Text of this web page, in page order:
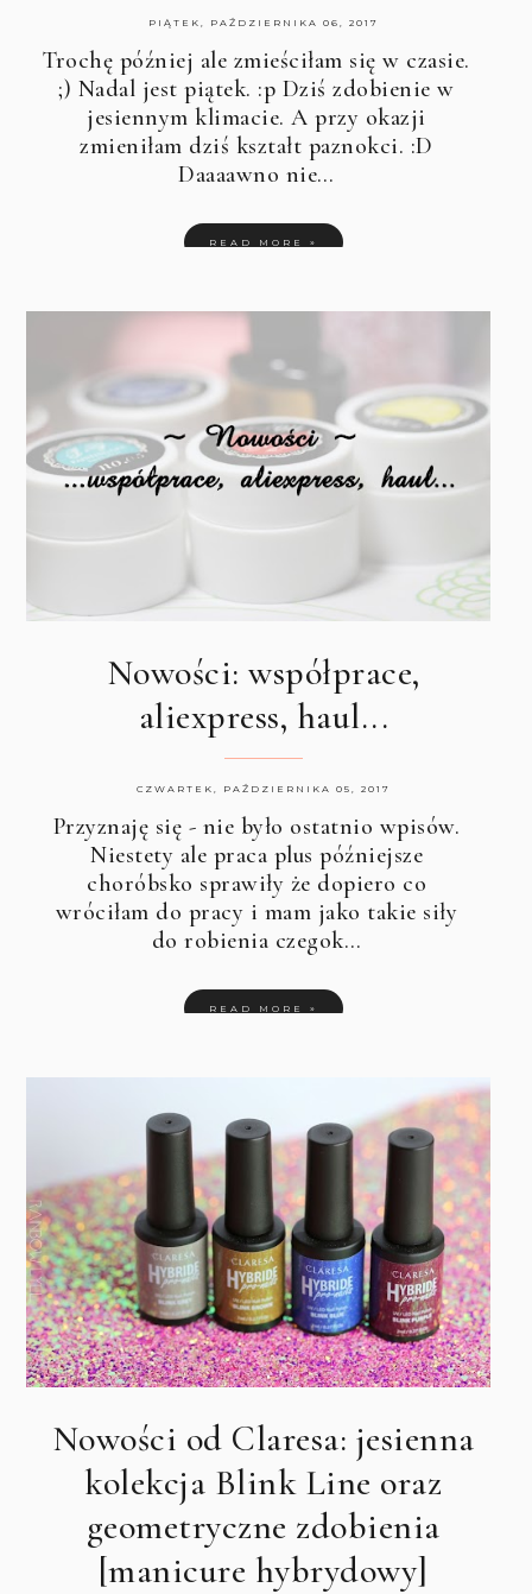
PIĄTEK, PAŹDZIERNIKA 06, 2017
Trochę później ale zmieściłam się w czasie.
;) Nadal jest piątek. :p Dziś zdobienie w
jesiennym klimacie. A przy okazji
zmieniłam dziś kształt paznokci. :D
Daaaawno nie…
READ MORE »
Nowości: współprace,
aliexpress, haul...
CZWARTEK, PAŹDZIERNIKA 05, 2017
Przyznaję się - nie było ostatnio wpisów.
Niestety ale praca plus późniejsze
choróbsko sprawiły że dopiero co
wróciłam do pracy i mam jako takie siły
do robienia czegok…
READ MORE »
Nowości od Claresa: jesienna
kolekcja Blink Line oraz
geometryczne zdobienia
[manicure hybrydowy]